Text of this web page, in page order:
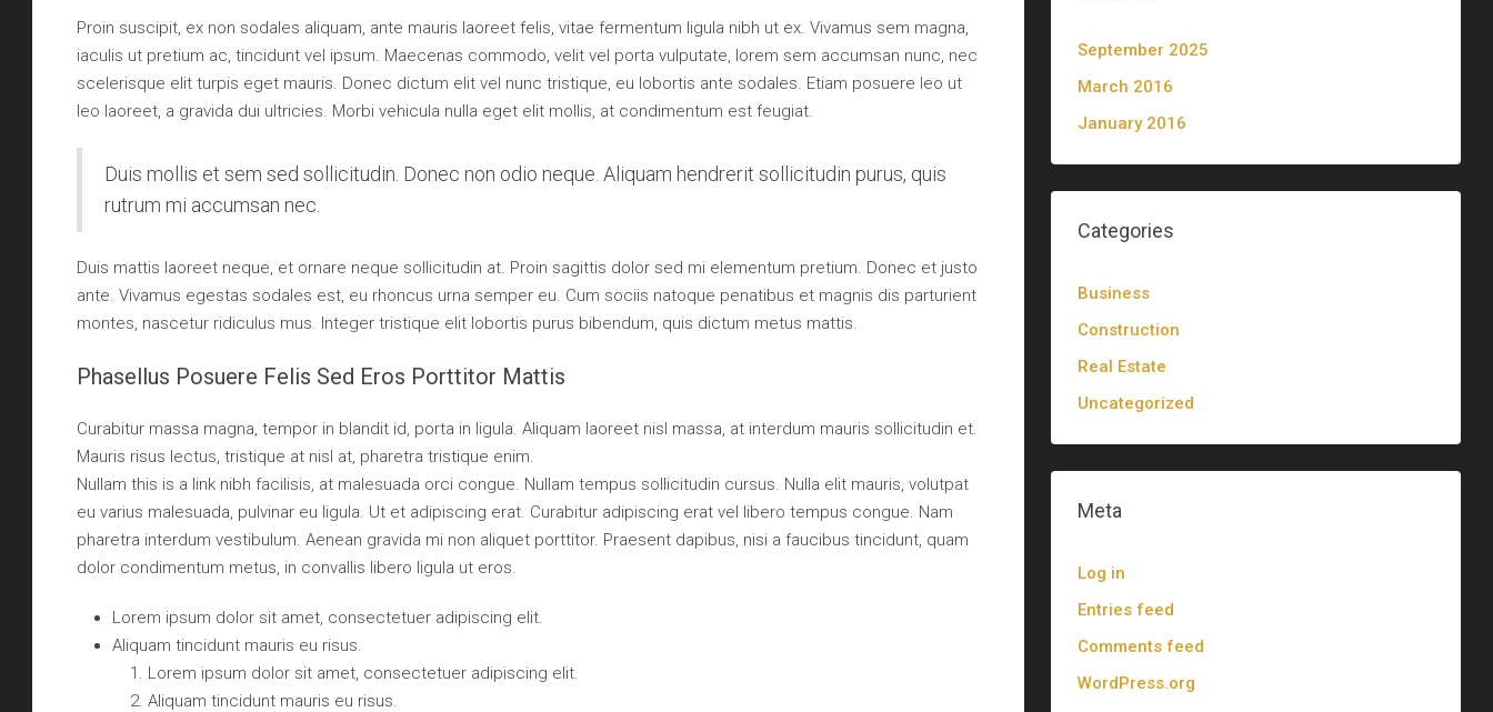
Proin suscipit, ex non sodales aliquam, ante mauris laoreet felis, vitae fermentum ligula nibh ut ex. Vivamus sem magna,
iaculis ut pretium ac, tincidunt vel ipsum. Maecenas commodo, velit vel porta vulputate, lorem sem accumsan nunc, nec
scelerisque elit turpis eget mauris. Donec dictum elit vel nunc tristique, eu lobortis ante sodales. Etiam posuere leo ut
leo laoreet, a gravida dui ultricies. Morbi vehicula nulla eget elit mollis, at condimentum est feugiat.
Duis mollis et sem sed sollicitudin. Donec non odio neque. Aliquam hendrerit sollicitudin purus, quis
rutrum mi accumsan nec.
Duis mattis laoreet neque, et ornare neque sollicitudin at. Proin sagittis dolor sed mi elementum pretium. Donec et justo
ante. Vivamus egestas sodales est, eu rhoncus urna semper eu. Cum sociis natoque penatibus et magnis dis parturient
montes, nascetur ridiculus mus. Integer tristique elit lobortis purus bibendum, quis dictum metus mattis.
Phasellus Posuere Felis Sed Eros Porttitor Mattis
Curabitur massa magna, tempor in blandit id, porta in ligula. Aliquam laoreet nisl massa, at interdum mauris sollicitudin et.
Mauris risus lectus, tristique at nisl at, pharetra tristique enim.
Nullam this is a link nibh facilisis, at malesuada orci congue. Nullam tempus sollicitudin cursus. Nulla elit mauris, volutpat
eu varius malesuada, pulvinar eu ligula. Ut et adipiscing erat. Curabitur adipiscing erat vel libero tempus congue. Nam
pharetra interdum vestibulum. Aenean gravida mi non aliquet porttitor. Praesent dapibus, nisi a faucibus tincidunt, quam
dolor condimentum metus, in convallis libero ligula ut eros.
Lorem ipsum dolor sit amet, consectetuer adipiscing elit.
Aliquam tincidunt mauris eu risus.
Lorem ipsum dolor sit amet, consectetuer adipiscing elit.
Aliquam tincidunt mauris eu risus.
September 2025
March 2016
January 2016
Categories
Business
Construction
Real Estate
Uncategorized
Meta
Log in
Entries feed
Comments feed
WordPress.org